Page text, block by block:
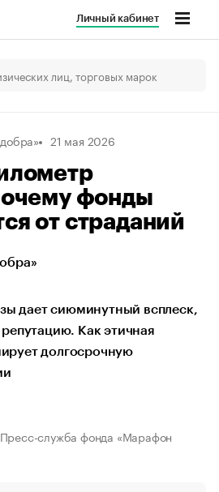
Личный кабинет
21 мая 2026
фонды
от страданий
дает сиюминутный всплеск,
Как этичная
долгосрочную
служба фонда «Марафон